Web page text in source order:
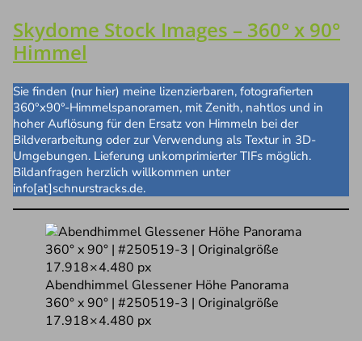
Skydome Stock Images – 360° x 90°
Himmel
Sie finden (nur hier) meine lizenzierbaren, fotografierten
360°x90°-Himmelspanoramen, mit Zenith, nahtlos und in
hoher Auflösung für den Ersatz von Himmeln bei der
Bildverarbeitung oder zur Verwendung als Textur in 3D-
Umgebungen. Lieferung unkomprimierter TIFs möglich.
Bildanfragen herzlich willkommen unter
info[at]schnurstracks.de.
Abendhimmel Glessener Höhe Panorama
360° x 90° | #250519-3 | Originalgröße
17.918 × 4.480 px